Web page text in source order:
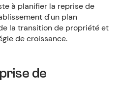
à planifier la reprise de
d'un plan
la transition de propriété et
de croissance.
de